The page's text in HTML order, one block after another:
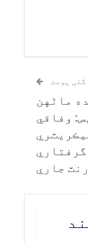
اگلی پوسٹ
ماڻهن
وفاقي
گرفتاري
جاري